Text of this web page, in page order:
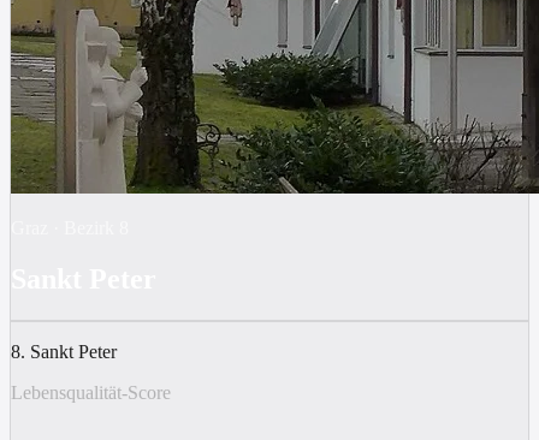
8. Sankt Peter
Lebensqualität-Score